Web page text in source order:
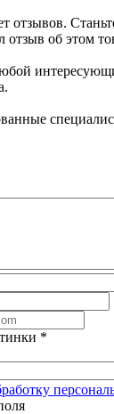
отзывов.
отзыв об этом
*